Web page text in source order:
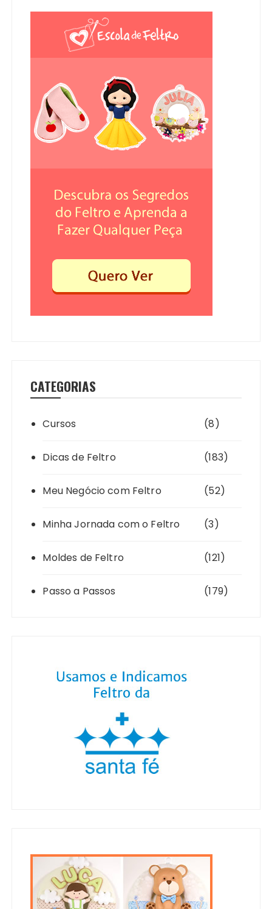
CATEGORIAS
Cursos (8)
Dicas de Feltro (183)
Meu Negócio com Feltro (52)
Minha Jornada com o Feltro (3)
Moldes de Feltro (121)
Passo a Passos (179)